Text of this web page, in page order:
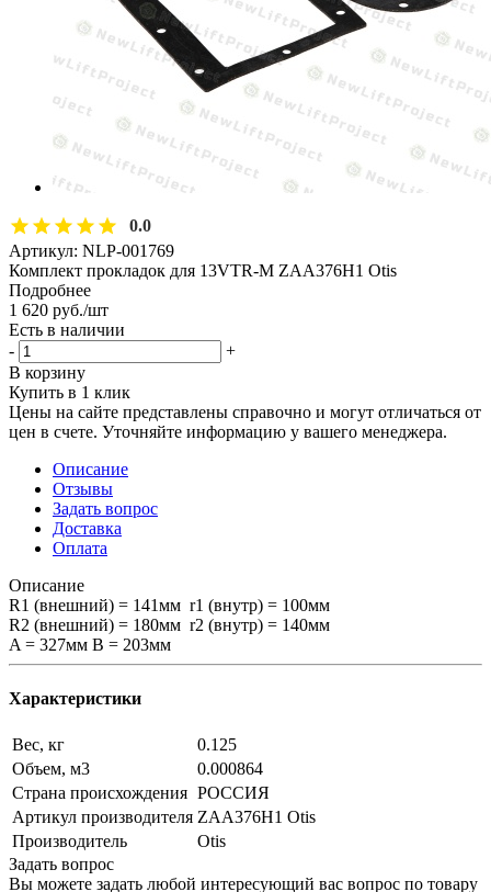
0.0
Артикул: NLP-001769
Комплект прокладок для 13VTR-M ZAA376H1 Otis
Подробнее
1 620 руб./шт
Есть в наличии
-
+
В корзину
Купить в 1 клик
Цены на сайте представлены справочно и могут отличаться от
цен в счете. Уточняйте информацию у вашего менеджера.
Описание
Отзывы
Задать вопрос
Доставка
Оплата
Описание
R1 (внешний) = 141мм r1 (внутр) = 100мм
R2 (внешний) = 180мм r2 (внутр) = 140мм
A = 327мм B = 203мм
Характеристики
Вес, кг
0.125
Объем, м3
0.000864
Страна происхождения РОССИЯ
Артикул производителя ZAA376H1 Otis
Производитель
Otis
Задать вопрос
Вы можете задать любой интересующий вас вопрос по товару